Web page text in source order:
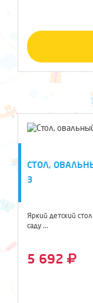
СТОЛ,
3
Яркий детский
саду ...
5 692